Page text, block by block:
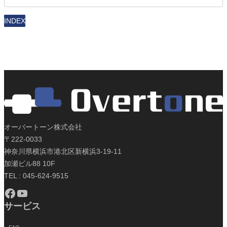
INDEX
オーバートーン株式会社
〒222-0033
神奈川県横浜市港北区新横浜3-19-11
加瀬ビル88 10F
TEL : 045-624-9515
Facebook YouTube
サービス